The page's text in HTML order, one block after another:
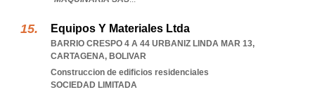
Equipos Y Materiales Ltda
BARRIO CRESPO 4 A 44 URBANIZ LINDA MAR 13,
CARTAGENA, BOLIVAR
Construccion de edificios residenciales
SOCIEDAD LIMITADA